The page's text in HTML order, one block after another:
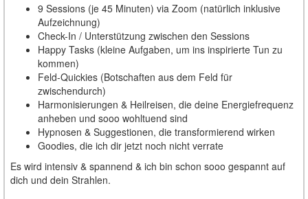
9 Sessions (je 45 Minuten) via Zoom (natürlich inklusive
Aufzeichnung)
Check-In / Unterstützung zwischen den Sessions
Happy Tasks (kleine Aufgaben, um ins inspirierte Tun zu
kommen)
Feld-Quickies (Botschaften aus dem Feld für
zwischendurch)
Harmonisierungen & Heilreisen, die deine Energiefrequenz
anheben und sooo wohltuend sind
Hypnosen & Suggestionen, die transformierend wirken
Goodies, die ich dir jetzt noch nicht verrate
Es wird intensiv & spannend & ich bin schon sooo gespannt auf
dich und dein Strahlen.